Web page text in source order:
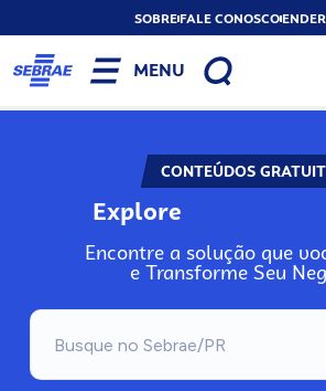
SOBREFALE CONOSCO
MENU
CONTEÚDOS
Explore
Encontre a solução que
e Transforme Seu